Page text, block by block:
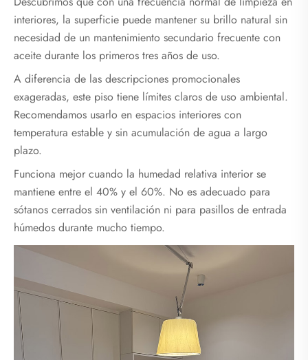
interiores, la superficie puede mantener su brillo natural sin
necesidad de un mantenimiento secundario frecuente con
aceite durante los primeros tres años de uso.
A diferencia de las descripciones promocionales
exageradas, este piso tiene límites claros de uso ambiental.
Recomendamos usarlo en espacios interiores con
temperatura estable y sin acumulación de agua a largo
plazo.
Funciona mejor cuando la humedad relativa interior se
mantiene entre el 40% y el 60%. No es adecuado para
sótanos cerrados sin ventilación ni para pasillos de entrada
húmedos durante mucho tiempo.